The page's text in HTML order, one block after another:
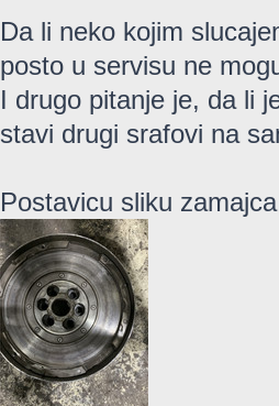
Da li neko kojim
posto u servisu ne
I drugo pitanje je, da li
stavi drugi srafovi na
Postavicu sliku